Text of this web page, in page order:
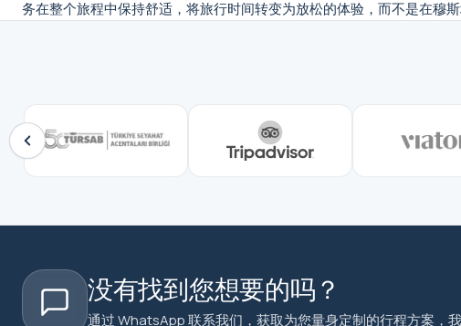
务在整个旅程中保持舒适，将旅行时间转变为放松的体验，而不是在穆
没有找到您想要的吗？
通过 WhatsApp 联系我们，获取为您量身定制的行程方案，